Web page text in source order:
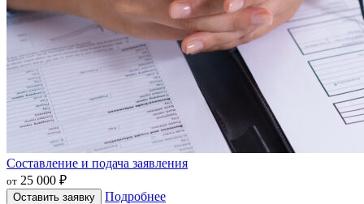
Составление и подача заявления
от 25 000 ₽
Оставить заявку Подробнее